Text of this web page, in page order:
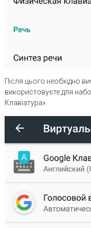
Після цього необхідно
використовуєте для
Клавіатура».